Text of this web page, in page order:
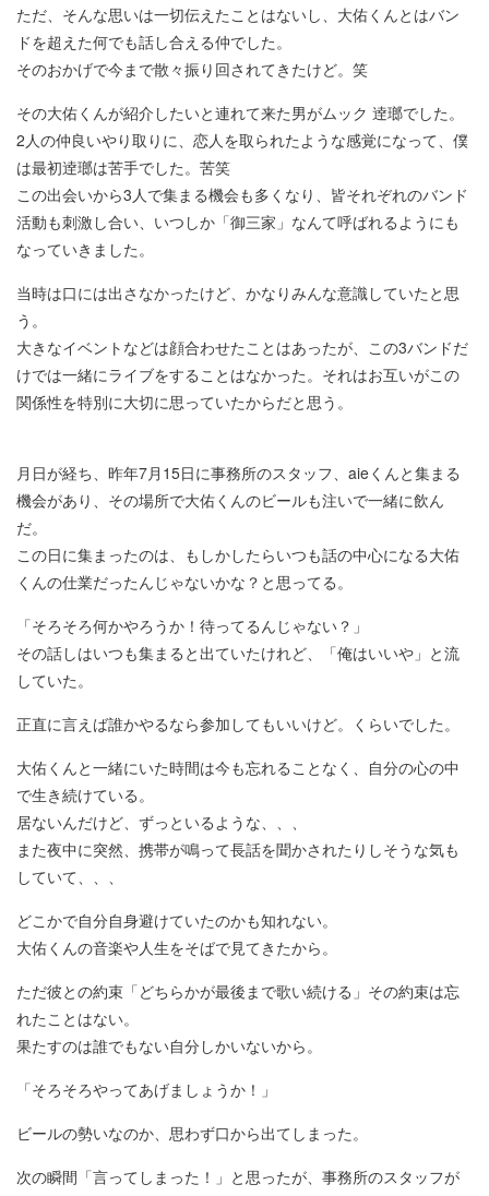
ただ、そんな思いは一切伝えたことはないし、大佑くんとはバン
ドを超えた何でも話し合える仲でした。
そのおかげで今まで散々振り回されてきたけど。笑
その大佑くんが紹介したいと連れて来た男がムック 逹瑯でした。
2人の仲良いやり取りに、恋人を取られたような感覚になって、僕
は最初逹瑯は苦手でした。苦笑
この出会いから3人で集まる機会も多くなり、皆それぞれのバンド
活動も刺激し合い、いつしか「御三家」なんて呼ばれるようにも
なっていきました。
当時は口には出さなかったけど、かなりみんな意識していたと思
う。
大きなイベントなどは顔合わせたことはあったが、この3バンドだ
けでは一緒にライブをすることはなかった。それはお互いがこの
関係性を特別に大切に思っていたからだと思う。
月日が経ち、昨年7月15日に事務所のスタッフ、aieくんと集まる
機会があり、その場所で大佑くんのビールも注いで一緒に飲ん
だ。
この日に集まったのは、もしかしたらいつも話の中心になる大佑
くんの仕業だったんじゃないかな？と思ってる。
「そろそろ何かやろうか！待ってるんじゃない？」
その話しはいつも集まると出ていたけれど、「俺はいいや」と流
していた。
正直に言えば誰かやるなら参加してもいいけど。くらいでした。
大佑くんと一緒にいた時間は今も忘れることなく、自分の心の中
で生き続けている。
居ないんだけど、ずっといるような、、、
また夜中に突然、携帯が鳴って長話を聞かされたりしそうな気も
していて、、、
どこかで自分自身避けていたのかも知れない。
大佑くんの音楽や人生をそばで見てきたから。
ただ彼との約束「どちらかが最後まで歌い続ける」その約束は忘
れたことはない。
果たすのは誰でもない自分しかいないから。
「そろそろやってあげましょうか！」
ビールの勢いなのか、思わず口から出てしまった。
次の瞬間「言ってしまった！」と思ったが、事務所のスタッフが